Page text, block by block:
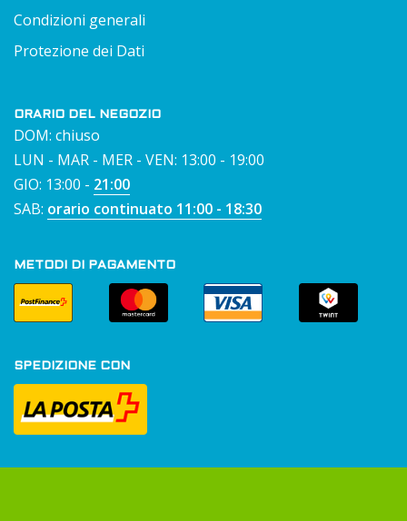
Condizioni generali
Protezione dei Dati
ORARIO DEL NEGOZIO
DOM: chiuso
LUN - MAR - MER - VEN: 13:00 - 19:00
GIO: 13:00 - 21:00
SAB: orario continuato 11:00 - 18:30
METODI DI PAGAMENTO
SPEDIZIONE CON